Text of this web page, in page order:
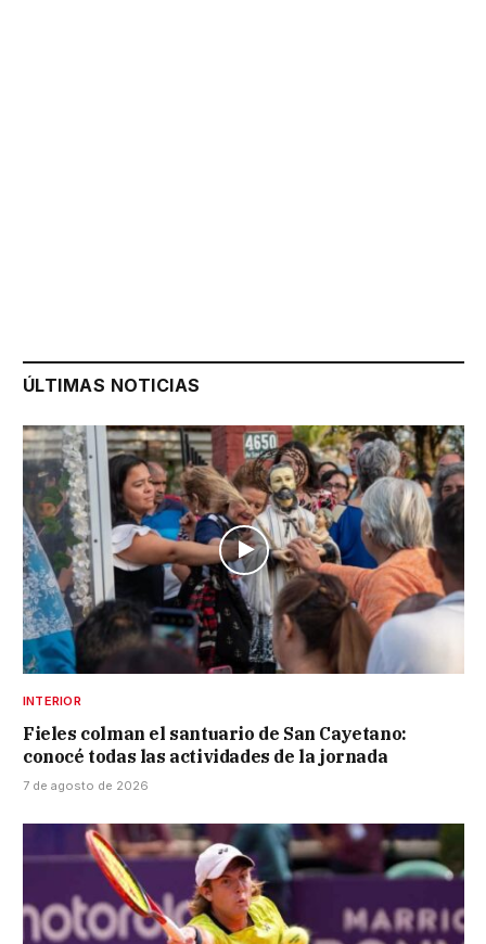
ÚLTIMAS NOTICIAS
INTERIOR
Fieles colman el santuario de San Cayetano:
conocé todas las actividades de la jornada
7 de agosto de 2026